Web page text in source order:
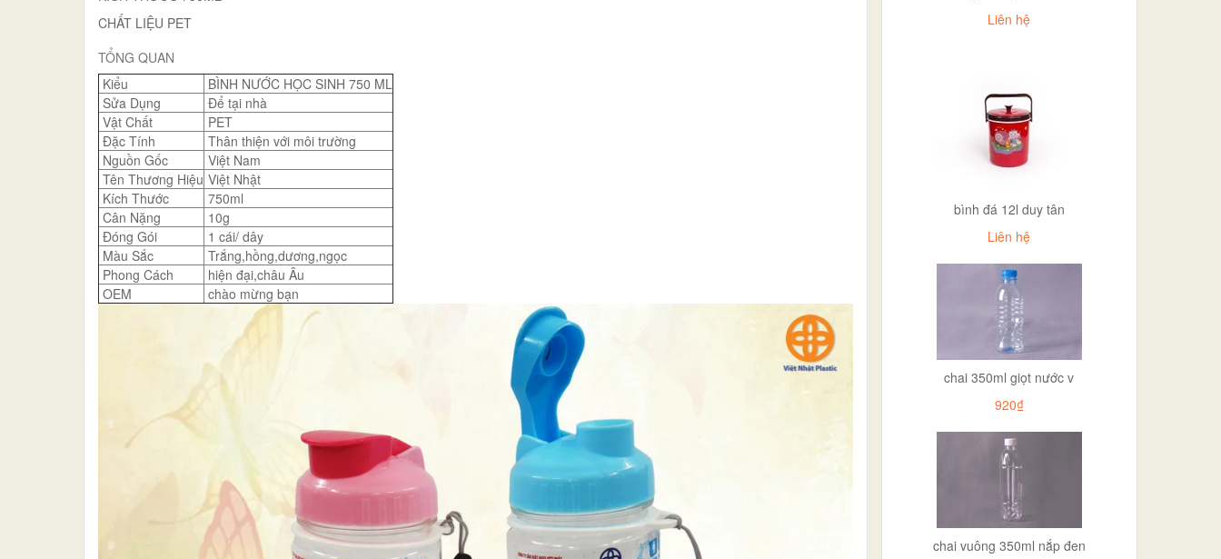
CHẤT LIỆU PET
TỔNG QUAN
Kiểu
BÌNH NƯỚC HỌC SINH 750 ML
Sửa Dụng
Để tại nhà
Vật Chất
PET
Đặc Tính
Thân thiện với môi trường
Nguồn Gốc
Việt Nam
Tên Thương Hiệu Việt Nhật
Kích Thước
750ml
Cân Nặng
10g
Đóng Gói
1 cái/ dây
Màu Sắc
Trắng,hồng,dương,ngọc
Phong Cách
hiện đại,châu Âu
OEM
chào mừng bạn
Liên hệ
bình đá 12l duy tân
Liên hệ
chai 350ml giọt nước v
920₫
chai vuông 350ml nắp đen